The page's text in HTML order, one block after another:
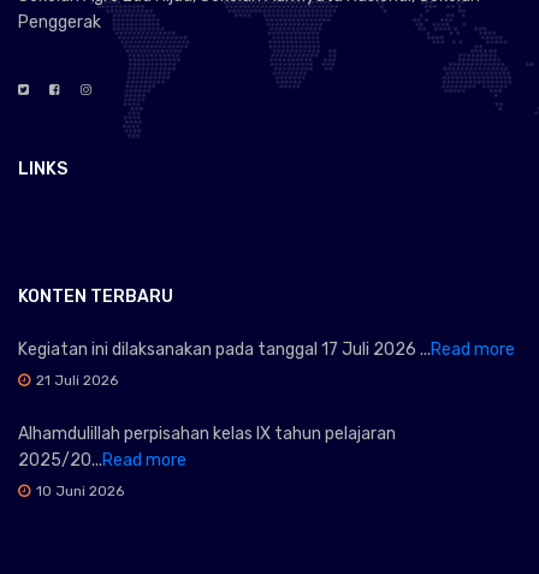
Penggerak
LINKS
KONTEN TERBARU
Kegiatan ini dilaksanakan pada tanggal 17 Juli 2026 ...Read more
21 Juli 2026
Alhamdulillah perpisahan kelas IX tahun pelajaran
2025/20...Read more
10 Juni 2026